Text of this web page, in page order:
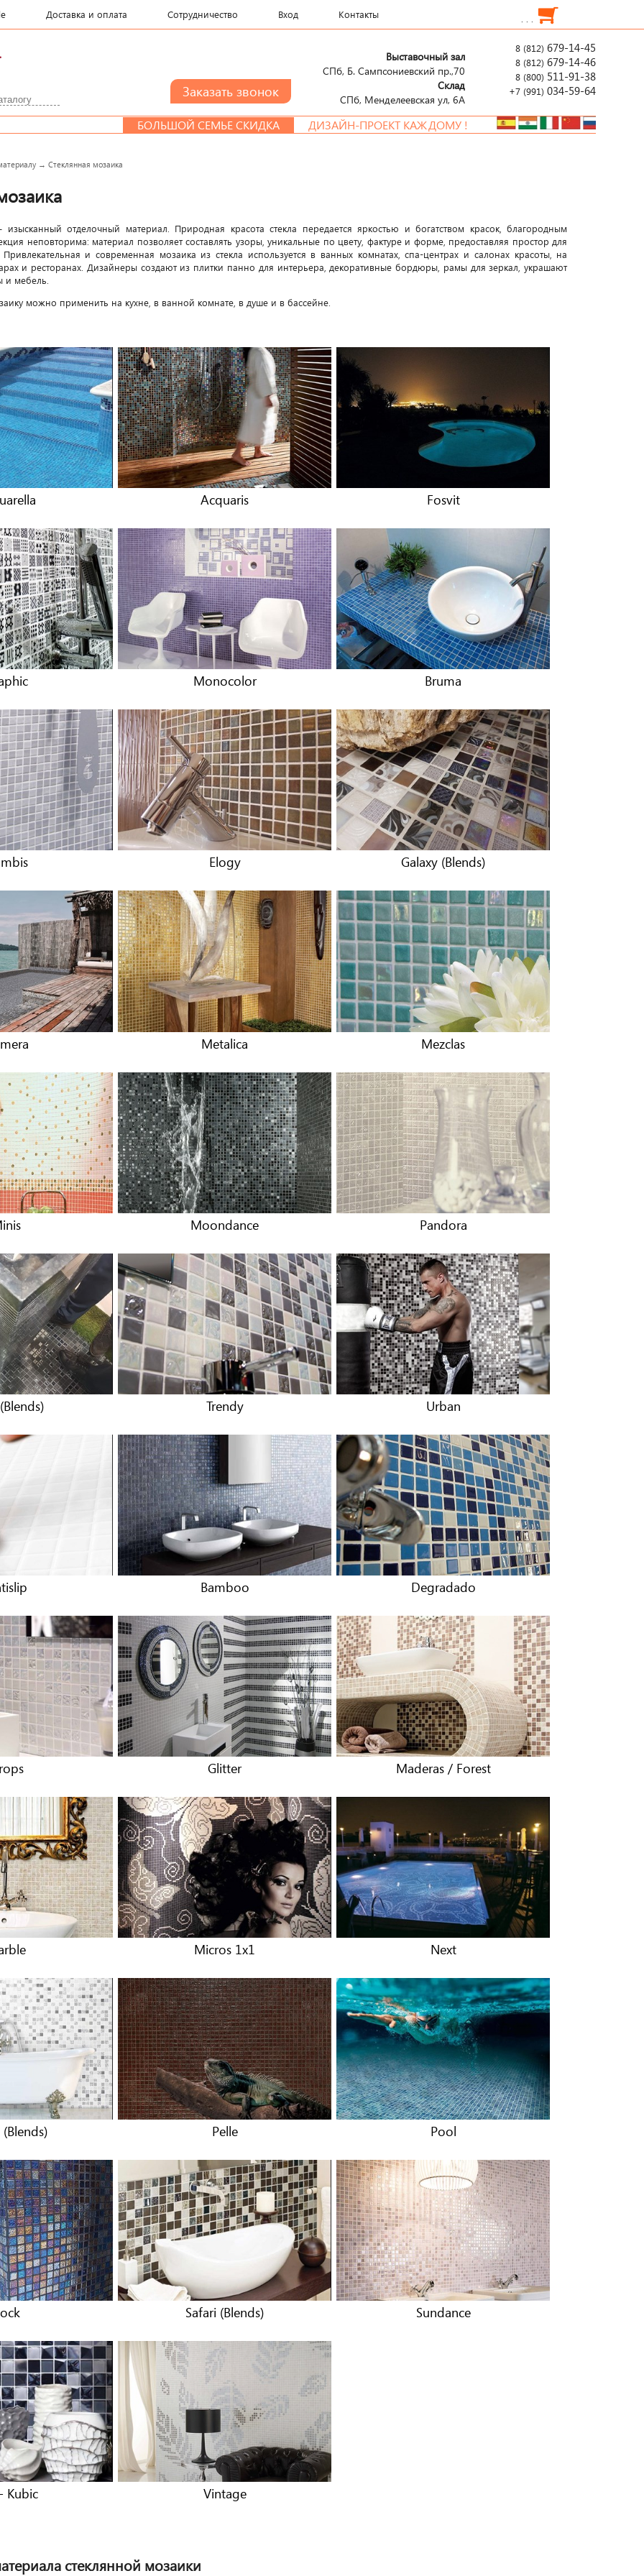
Доставка и оплата Сотрудничество Вход Контакты . . .
8 (812) 679-14-45
8 (812) 679-14-46
8 (800) 511-91-38
+7 (991) 034-59-64
Выставочный зал
СПб, Б. Сампсониевский пр.,70
Склад
СПб, Менделеевcкая ул, 6А
БОЛЬШОЙ СЕМЬЕ СКИДКА ДИЗАЙН-ПРОЕКТ КАЖДОМУ ! НОВАЯ
→Стеклянная мозаика
изысканный отделочный материал. Природная красота стекла передается яркостью и богатством красок, благородным
неповторима: материал позволяет составлять узоры, уникальные по цвету, фактуре и форме, предоставляя простор для
и современная мозаика из стекла используется в ванных комнатах, спа-центрах и салонах красоты, на
и ресторанах. Дизайнеры создают из плитки панно для интерьера, декоративные бордюры, рамы для зеркал, украшают
и мебель.
можно применить на кухне, в ванной комнате, в душе и в бассейне.
Acquaris Fosvit
Monocolor Bruma
Elogy Galaxy (Blends)
Metalica Mezclas
Moondance Pandora
Trendy Urban
Bamboo Degradado
Glitter Maderas / Forest
Micros 1x1 Next
(Blends) Pelle Pool
Safari (Blends) Sundance
Kubic Vintage
стеклянной мозаики